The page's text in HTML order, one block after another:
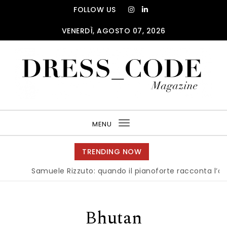
FOLLOW US
VENERDÌ, AGOSTO 07, 2026
MENU
Toggle
navigation
TRENDING NOW
Samuele Rizzuto: quando il pianoforte racconta
Bhutan